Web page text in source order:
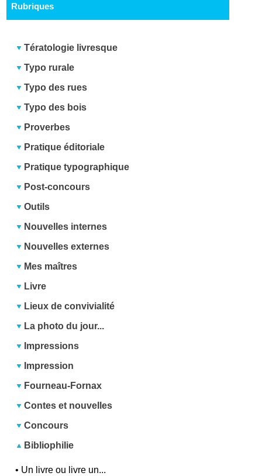
Rubriques
Tératologie livresque
Typo rurale
Typo des rues
Typo des bois
Proverbes
Pratique éditoriale
Pratique typographique
Post-concours
Outils
Nouvelles internes
Nouvelles externes
Mes maîtres
Livre
Lieux de convivialité
La photo du jour...
Impressions
Impression
Fourneau-Fornax
Contes et nouvelles
Concours
Bibliophilie
• Un livre ou livre un...